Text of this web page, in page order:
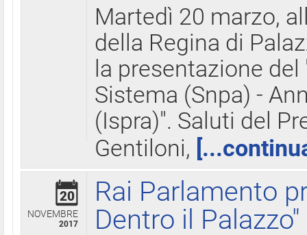
Martedì 20 marzo,
della Regina di
la presentazione
Sistema (Snpa) -
(Ispra)". Saluti del
Gentiloni,
20
NOVEMBRE
2017
Rai Parlamento
Dentro il Palazzo"